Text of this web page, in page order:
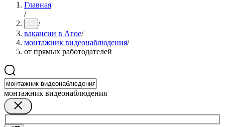
Главная
/
... /
вакансии в Агое/
монтажник видеонаблюдения/
от прямых работодателей
монтажник видеонаблюдения